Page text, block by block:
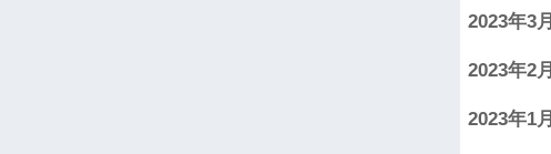
2023年3月
2023年2月
2023年1月